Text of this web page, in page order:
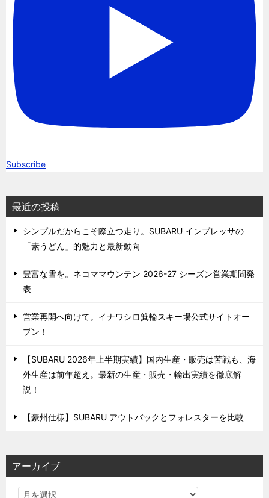
Subscribe
最近の投稿
シンプルだからこそ際立つ走り。SUBARU インプレッサの
「素うどん」的魅力と最新動向
豊富な雪を。ネコママウンテン 2026-27 シーズン営業期間発
表
営業再開へ向けて。イナワシロ箕輪スキー場公式サイトオー
プン！
【SUBARU 2026年上半期実績】国内生産・販売は苦戦も、海
外生産は前年超え。最新の生産・販売・輸出実績を徹底解
説！
【豪州仕様】SUBARU アウトバックとフォレスターを比較
アーカイブ